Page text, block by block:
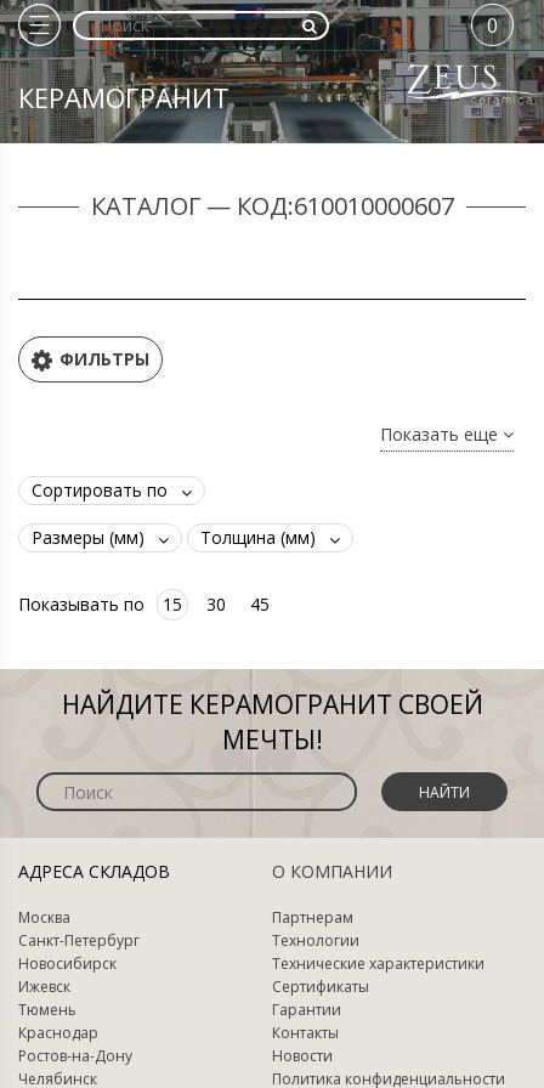
КЕРАМОГРАНИТ
0
КАТАЛОГ — КОД:610010000607
ФИЛЬТРЫ
Показать еще
Сортировать по
Размеры (мм) Толщина (мм)
Показывать по 15 30 45
НАЙДИТЕ КЕРАМОГРАНИТ СВОЕЙ
МЕЧТЫ!
НАЙТИ
АДРЕСА СКЛАДОВ
Москва
Санкт-Петербург
Новосибирск
Ижевск
Тюмень
Краснодар
Ростов-на-Дону
Челябинск
О КОМПАНИИ
Партнерам
Технологии
Технические характеристики
Сертификаты
Гарантии
Контакты
Новости
Политика конфиденциальности